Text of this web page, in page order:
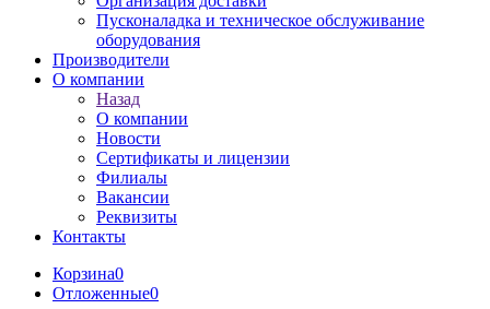
Пусконаладка и техническое обслуживание
оборудования
Производители
О компании
Назад
О компании
Новости
Сертификаты и лицензии
Филиалы
Вакансии
Реквизиты
Контакты
Корзина0
Отложенные0